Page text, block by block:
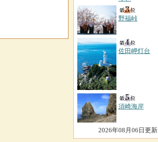
野福峠
佐田岬灯台
須崎海岸
2026年08月06日更新